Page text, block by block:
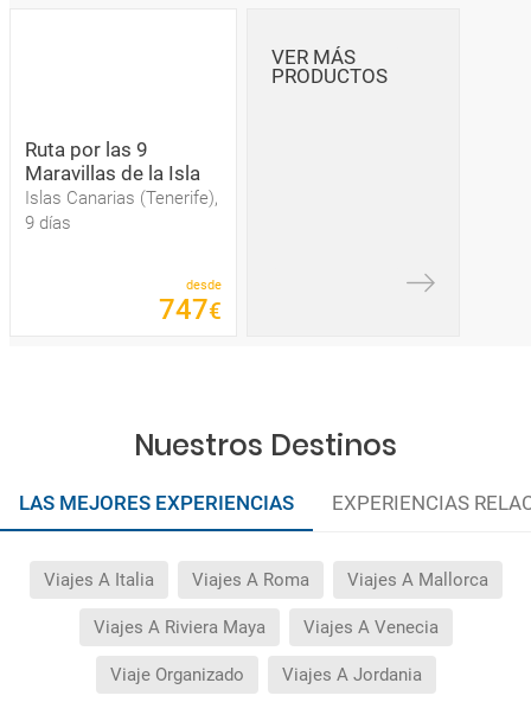
Ruta por las 9
Maravillas de la Isla
Islas Canarias (Tenerife),
9 días
desde
747€
VER MÁS
PRODUCTOS
Nuestros Destinos
LAS MEJORES EXPERIENCIAS EXPERIENCIAS
Viajes A Italia Viajes A Roma Viajes A Mallorca
Viajes A Riviera Maya Viajes A Venecia
Viaje Organizado Viajes A Jordania